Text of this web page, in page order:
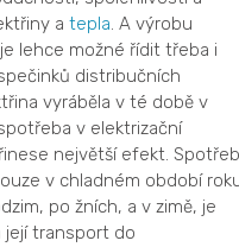
atepla. A výrobu
lehce možné řídit třeba i
distribučních
vyráběla v té době v
v elektrizační
největší efekt.
v chladném období
po žních, a v zimě, je
její transport do